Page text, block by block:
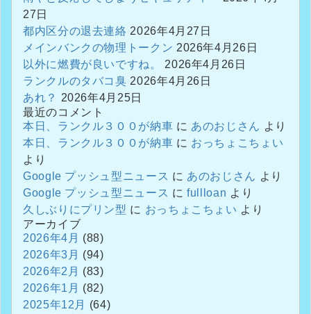
27日
都内区分の退去連絡 2026年4月27日
メインバンクの物理トークン 2026年4月26日
以外に燃費が良いですね。
2026年4月26日
ランクルのタバコ臭 2026年4月26日
あれ？
2026年4月25日
最近のコメント
本日、ランクル３００が納車 に あのおじさん より
本日、ランクル３００が納車 に おっちょこちょい
より
Google プッシュ型ニュース に あのおじさん より
Google プッシュ型ニュース にfullloan より
久しぶりにプリン型 に おっちょこちょい より
アーカイブ
2026年4月 (88)
2026年3月 (94)
2026年2月 (83)
2026年1月 (82)
2025年12月
(64)